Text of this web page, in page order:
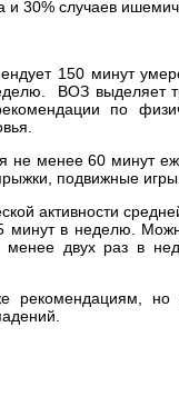
30% случаев
150 минут
ВОЗ выделяет
по
не менее 60 минут
подвижные игры.
активности
минут в неделю.
двух раз в
но